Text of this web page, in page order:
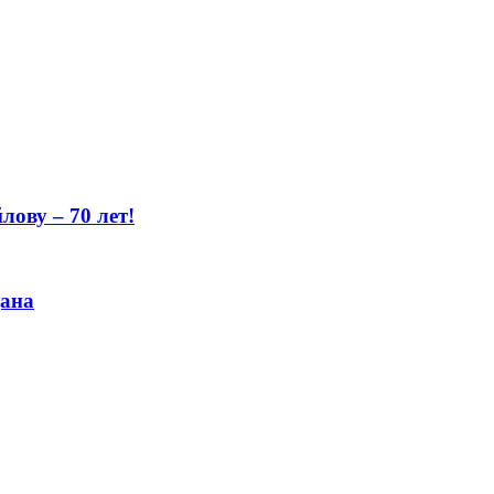
– 70 лет!